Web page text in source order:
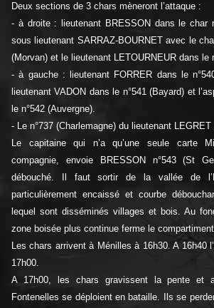
Deux sections de 3 chars mèneront l’attaque :
- à droite : lieutenant BRESSON dans le char
sous lieutenant SARRAZ-BOURNET avec le
(Morvan) et le lieutenant LETOURNEUR dans le
- à gauche : lieutenant FORRER dans le
lieutenant VADON dans le n°541 (Bayard) et
le n°542 (Auvergne).
- Le n°737 (Charlemagne) du lieutenant
Le capitaine qui n’a qu’une seule carte
compagnie, envoie BRESSON n°543 (St
débouché. Il faut sortir de la vallée de
particulièrement encaissé et courbe
lequel sont disséminés villages et bois. Au
zone boisée plus continue ferme le
Les chars arrivent à Ménilles à 16h30. A 16h40
17h00.
A 17h00, les chars gravissent la pente et
Fontenelles se déploient en bataille. Ils se